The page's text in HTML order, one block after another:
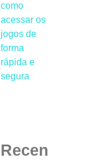
como
acessar os
jogos de
forma
rápida e
segura
Recen